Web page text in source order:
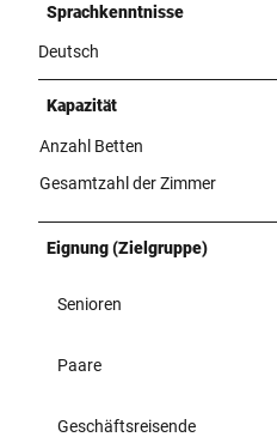
Sprachkenntnisse
Deutsch
Kapazität
Anzahl Betten
Gesamtzahl der Zimmer
Eignung (Zielgruppe)
Senioren
Paare
Geschäftsreisende